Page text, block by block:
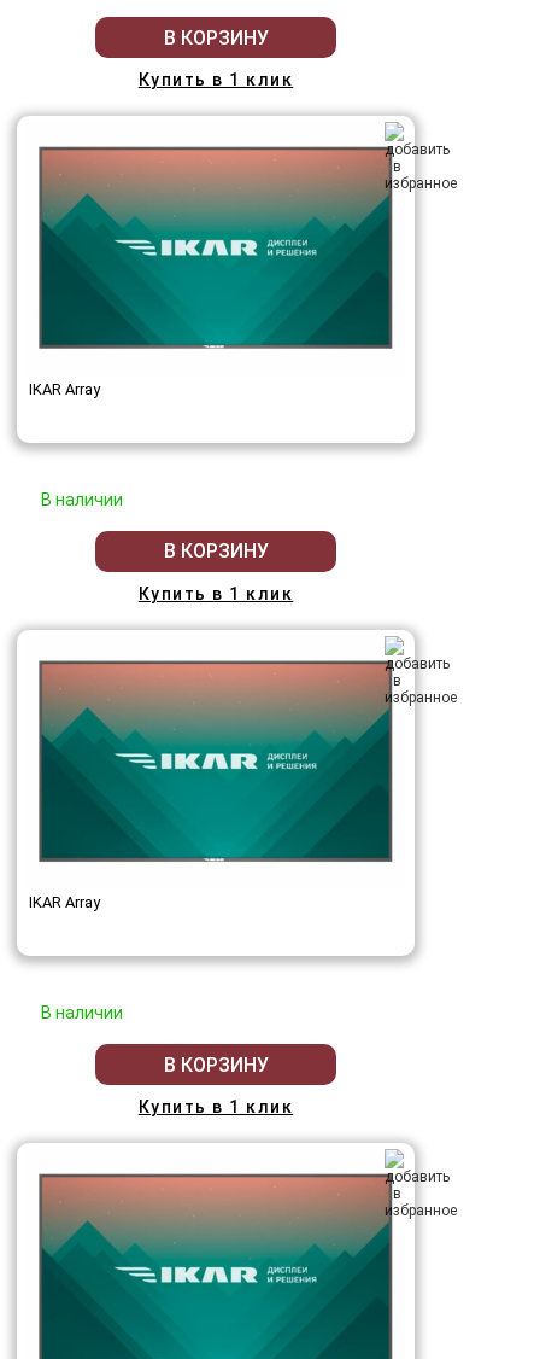
В КОРЗИНУ
Купить в 1 клик
IKAR Array
В наличии
В КОРЗИНУ
Купить в 1 клик
IKAR Array
В наличии
В КОРЗИНУ
Купить в 1 клик